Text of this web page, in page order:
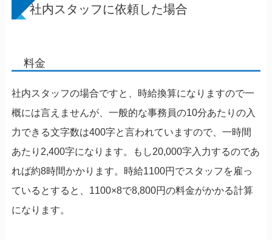
社内スタッフに依頼した場合
料金
社内スタッフの場合ですと、時給換算になりますので一
概には言えませんが、一般的な事務員の10分あたりの入
力できる文字数は400字と言われていますので、一時間
あたり2,400字になります。もし20,000字入力するのであ
れば約8時間かかります。時給1100円でスタッフを雇っ
ているとすると、1100×8で8,800円の料金がかかる計算
になります。